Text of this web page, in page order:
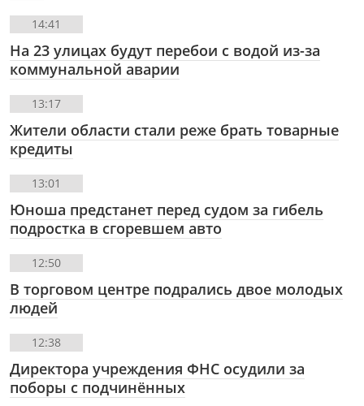
14:41
На 23 улицах будут перебои с водой из-за
коммунальной аварии
13:17
Жители области стали реже брать товарные
кредиты
13:01
Юноша предстанет перед судом за гибель
подростка в сгоревшем авто
12:50
В торговом центре подрались двое молодых
людей
12:38
Директора учреждения ФНС осудили за
поборы с подчинённых